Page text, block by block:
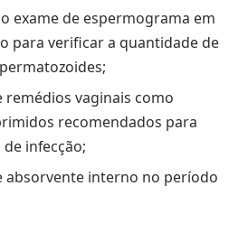
exame de espermograma em
para verificar a quantidade de
remédios vaginais como
recomendados para
infecção;
absorvente interno no período